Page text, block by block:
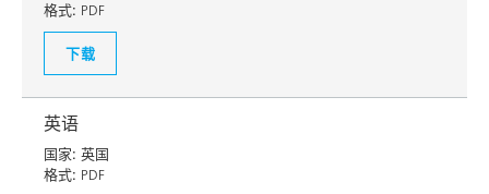
格式: PDF
下载
英语
国家: 英国
格式: PDF